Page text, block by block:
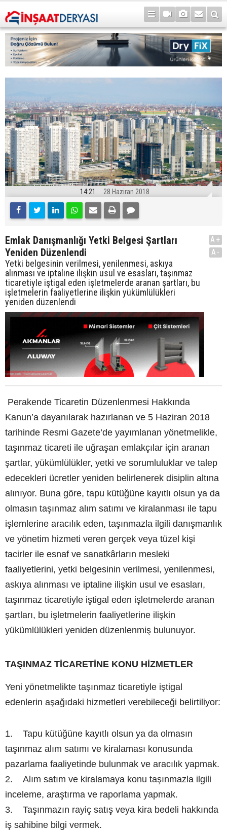
14:21 28 Haziran 2018
Emlak Danışmanlığı Yetki Belgesi Şartları
Yeniden Düzenlendi
Yetki belgesinin verilmesi, yenilenmesi, askıya
alınması ve iptaline ilişkin usul ve esasları, taşınmaz
ticaretiyle iştigal eden işletmelerde aranan şartları, bu
işletmelerin faaliyetlerine ilişkin yükümlülükleri
yeniden düzenlendi
A+
A-
Perakende Ticaretin Düzenlenmesi Hakkında
Kanun’a dayanılarak hazırlanan ve 5 Haziran 2018
tarihinde Resmi Gazete’de yayımlanan yönetmelikle,
taşınmaz ticareti ile uğraşan emlakçılar için aranan
şartlar, yükümlülükler, yetki ve sorumluluklar ve talep
edecekleri ücretler yeniden belirlenerek disiplin altına
alınıyor. Buna göre, tapu kütüğüne kayıtlı olsun ya da
olmasın taşınmaz alım satımı ve kiralanması ile tapu
işlemlerine aracılık eden, taşınmazla ilgili danışmanlık
ve yönetim hizmeti veren gerçek veya tüzel kişi
tacirler ile esnaf ve sanatkârların mesleki
faaliyetlerini, yetki belgesinin verilmesi, yenilenmesi,
askıya alınması ve iptaline ilişkin usul ve esasları,
taşınmaz ticaretiyle iştigal eden işletmelerde aranan
şartları, bu işletmelerin faaliyetlerine ilişkin
yükümlülükleri yeniden düzenlenmiş bulunuyor.
TAŞINMAZ TİCARETİNE KONU HİZMETLER
Yeni yönetmelikte taşınmaz ticaretiyle iştigal
edenlerin aşağıdaki hizmetleri verebileceği belirtiliyor:
1. Tapu kütüğüne kayıtlı olsun ya da olmasın
taşınmaz alım satımı ve kiralaması konusunda
pazarlama faaliyetinde bulunmak ve aracılık yapmak.
2. Alım satım ve kiralamaya konu taşınmazla ilgili
inceleme, araştırma ve raporlama yapmak.
3. Taşınmazın rayiç satış veya kira bedeli hakkında
iş sahibine bilgi vermek.